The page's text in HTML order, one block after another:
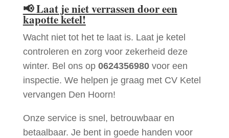
📢Laat je niet verrassen door een
kapotte ketel!
Wacht niet tot het te laat is. Laat je ketel
controleren en zorg voor zekerheid deze
winter. Bel ons op 0624356980voor een
inspectie. We helpen je graag met CV Ketel
vervangen Den Hoorn!
Onze service is snel, betrouwbaar en
betaalbaar. Je bent in goede handen voor